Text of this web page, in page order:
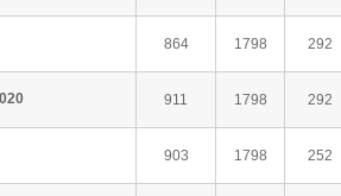
864 1798 292
911 1798 292
903 1798 252